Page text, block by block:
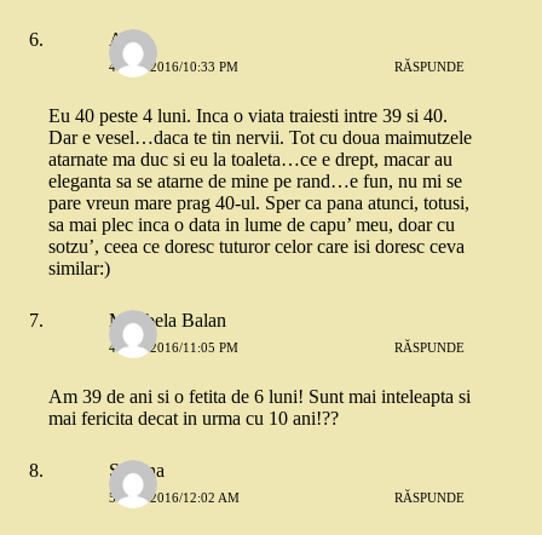
Aura
4 MAI 2016/10:33 PM RĂSPUNDE
Eu 40 peste 4 luni. Inca o viata traiesti intre 39 si 40.
Dar e vesel…daca te tin nervii. Tot cu doua maimutzele
atarnate ma duc si eu la toaleta…ce e drept, macar au
eleganta sa se atarne de mine pe rand…e fun, nu mi se
pare vreun mare prag 40-ul. Sper ca pana atunci, totusi,
sa mai plec inca o data in lume de capu’ meu, doar cu
sotzu’, ceea ce doresc tuturor celor care isi doresc ceva
similar:)
Mirabela Balan
4 MAI 2016/11:05 PM RĂSPUNDE
Am 39 de ani si o fetita de 6 luni! Sunt mai inteleapta si
mai fericita decat in urma cu 10 ani!??
Suzana
5 MAI 2016/12:02 AM RĂSPUNDE